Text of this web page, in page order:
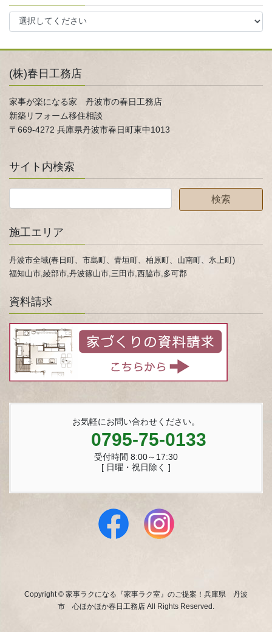
(株)春日工務店
家事が楽になる家 丹波市の春日工務店
新築リフォーム移住相談
〒669-4272 兵庫県丹波市春日町東中1013
サイト内検索
施工エリア
丹波市全域(春日町、市島町、青垣町、柏原町、山南町、氷上町)
福知山市,綾部市,丹波篠山市,三田市,西脇市,多可郡
資料請求
お気軽にお問い合わせください。
0795-75-0133
受付時間 8:00～17:30
[ 日曜・祝日除く ]
Copyright © 家事ラクになる『家事ラク室』のご提案！兵庫県 丹波
市 心ほかほか春日工務店 All Rights Reserved.